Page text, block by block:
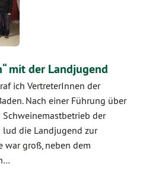
mit der Landjugend
ich VertreterInnen der
Nach einer Führung über
der
die Landjugend zur
war groß, neben dem